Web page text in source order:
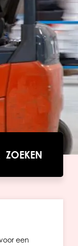
ZOEKEN
een